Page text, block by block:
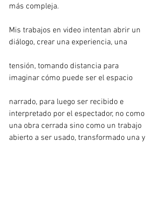
más compleja.
Mis trabajos en video intentan abrir un
diálogo, crear una experiencia, una
tensión, tomando distancia para
imaginar cómo puede ser el espacio
narrado, para luego ser recibido e
interpretado por el espectador, no como
una obra cerrada sino como un trabajo
abierto a ser usado, transformado una y